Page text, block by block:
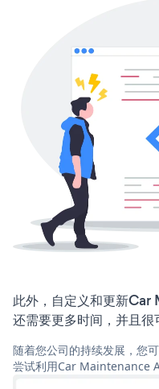
此外，自定义和更新
还需要更多时间，并且很
随着您公司的持续发展，您
尝试利用Car Maintenance